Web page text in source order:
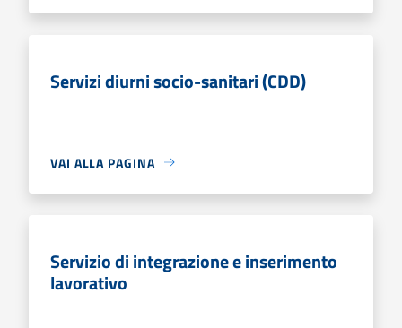
Servizi diurni socio-sanitari (CDD)
VAI ALLA PAGINA
Servizio di integrazione e inserimento
lavorativo